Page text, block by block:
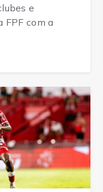
e
FPF com a